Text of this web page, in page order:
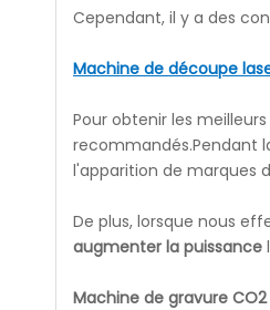
Cependant, il y a des
Machine de découpe
Pour obtenir les
recommandés.Pendant
l'apparition de marques
De plus, lorsque nous
augmenter la puissance
Machine de gravure